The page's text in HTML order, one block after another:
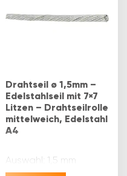
Drahtseil ø 1,5mm –
Edelstahlseil mit 7×7
Litzen – Drahtseilrolle
mittelweich, Edelstahl
A4
Auswahl: 1,5 mm